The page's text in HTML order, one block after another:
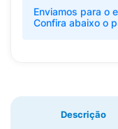
Enviamos para o
Confira abaixo o
Descrição